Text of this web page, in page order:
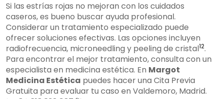
Si las estrías rojas no mejoran con los cuidados
caseros, es bueno buscar ayuda profesional.
Considerar un tratamiento especializado puede
ofrecer soluciones efectivas. Las opciones incluyen
radiofrecuencia, microneedling y peeling de cristal12.
Para encontrar el mejor tratamiento, consulta con un
especialista en medicina estética. En Margot
Medicina Estética puedes hacer una Cita Previa
Gratuita para evaluar tu caso en Valdemoro, Madrid.